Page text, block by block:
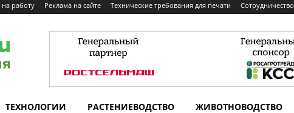
работу Реклама на сайте Технические требования для печати Сотрудничество
ТЕХНОЛОГИИ РАСТЕНИЕВОДСТВО ЖИВОТНОВОДСТВО